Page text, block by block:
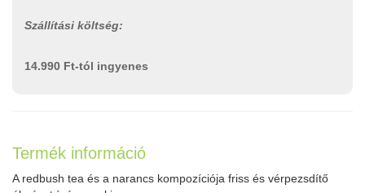
Szállítási költség:
14.990 Ft-tól ingyenes
Termék információ
A redbush tea és a narancs kompozíciója friss és vérpezsdítő